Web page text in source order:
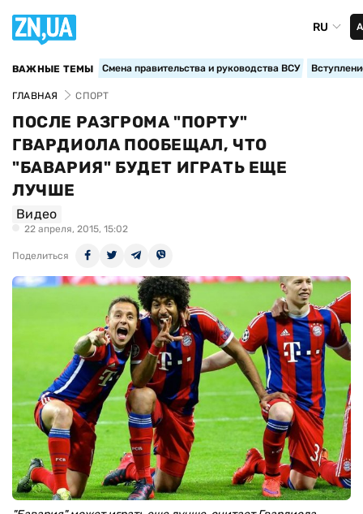
RU
ВАЖНЫЕ ТЕМЫ Смена правительства и руководства ВСУ
ГЛАВНАЯ СПОРТ
ПОСЛЕ РАЗГРОМА "ПОРТУ"
ГВАРДИОЛА ПООБЕЩАЛ, ЧТО
"БАВАРИЯ" БУДЕТ ИГРАТЬ ЕЩЕ
ЛУЧШЕ
Видео
22 апреля, 2015, 15:02
Поделиться